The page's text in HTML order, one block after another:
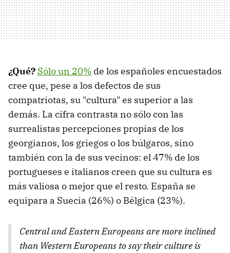
¿Qué? Sólo un 20% de los españoles encuestados
cree que, pese a los defectos de sus
compatriotas, su "cultura" es superior a las
demás. La cifra contrasta no sólo con las
surrealistas percepciones propias de los
georgianos, los griegos o los búlgaros, sino
también con la de sus vecinos: el 47% de los
portugueses e italianos creen que su cultura es
más valiosa o mejor que el resto. España se
equipara a Suecia (26%) o Bélgica (23%).
Central and Eastern Europeans are more inclined
than Western Europeans to say their culture is